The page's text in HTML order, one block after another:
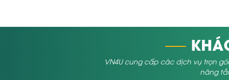
VN4U cung cấp các dịch vụ trọn
nâng